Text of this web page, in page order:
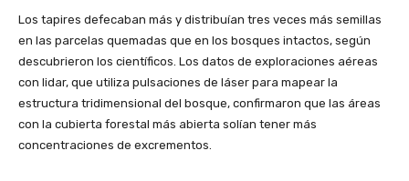
Los tapires defecaban más y distribuían tres veces más semillas
en las parcelas quemadas que en los bosques intactos, según
descubrieron los científicos. Los datos de exploraciones aéreas
con lidar, que utiliza pulsaciones de láser para mapear la
estructura tridimensional del bosque, confirmaron que las áreas
con la cubierta forestal más abierta solían tener más
concentraciones de excrementos.